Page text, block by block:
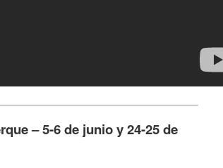
– 5-6 de junio y 24-25 de